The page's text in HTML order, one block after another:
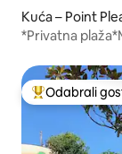
Kuća – Point
*Privatna
Među najviše
Odabrali